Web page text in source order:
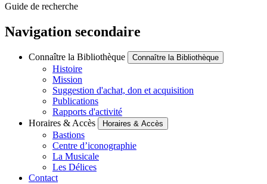
Guide de recherche
Navigation secondaire
Connaître la Bibliothèque Connaître la Bibliothèque
Histoire
Mission
Suggestion d'achat, don et acquisition
Publications
Rapports d'activité
Horaires & Accès
Horaires & Accès
Bastions
Centre d’iconographie
La Musicale
Les Délices
Contact